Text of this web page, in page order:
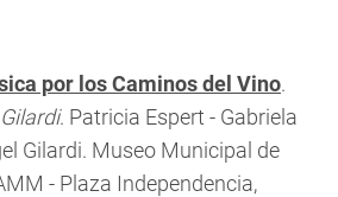
por los Caminos del Vino.
. Patricia Espert - Gabriela
Gilardi. Museo Municipal de
- Plaza Independencia,